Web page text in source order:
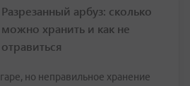
Разрезанный арбуз: сколько
можно хранить и как не
отравиться
но неправильное хранение